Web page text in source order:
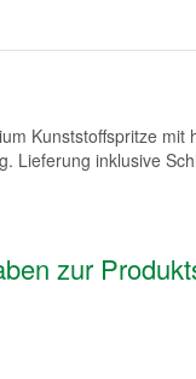
Kunststoffspritze
Lieferung inklusive
zur